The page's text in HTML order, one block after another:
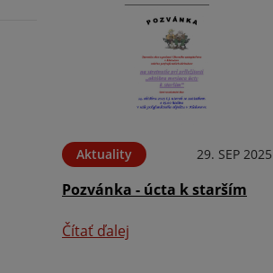
Aktuality 29. SEP 2025
Pozvánka - úcta k starším
Čítať ďalej